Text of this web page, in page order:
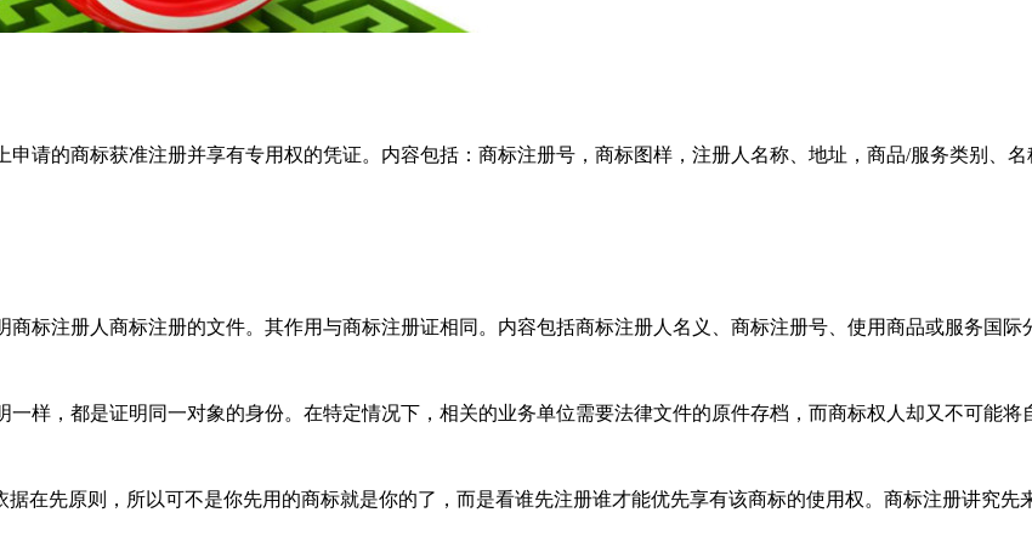
的商标获准注册并享有专用权的凭证。内容包括：商标注册号，商标图样，注册人名称、地址，商品/服务类别、名
注册人商标注册的文件。其作用与商标注册证相同。内容包括商标注册人名义、商标注册号、使用商品或服务国际
，都是证明同一对象的身份。在特定情况下，相关的业务单位需要法律文件的原件存档，而商标权人却又不可能
先原则，所以可不是你先用的商标就是你的了，而是看谁先注册谁才能优先享有该商标的使用权。商标注册讲究